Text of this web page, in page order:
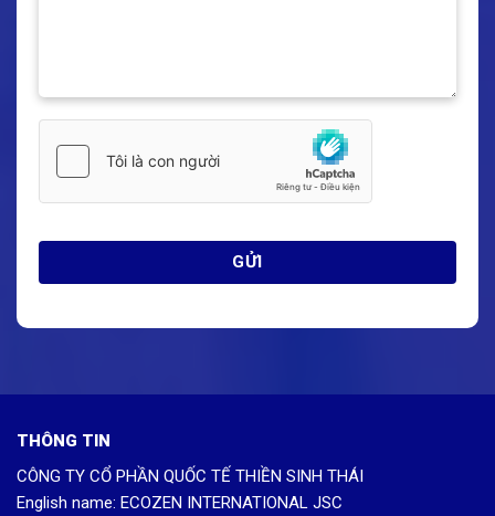
THÔNG TIN
CÔNG TY CỔ PHẦN QUỐC TẾ THIỀN SINH THÁI
English name: ECOZEN INTERNATIONAL JSC